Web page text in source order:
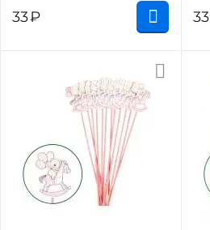
33₽ 33